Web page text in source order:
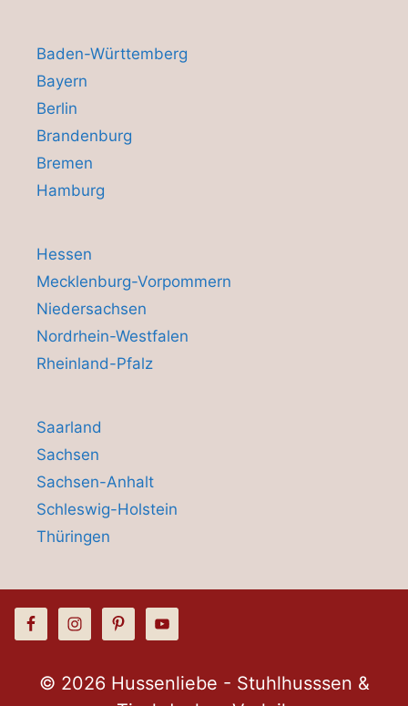
Baden-Württemberg
Bayern
Berlin
Brandenburg
Bremen
Hamburg
Hessen
Mecklenburg-Vorpommern
Niedersachsen
Nordrhein-Westfalen
Rheinland-Pfalz
Saarland
Sachsen
Sachsen-Anhalt
Schleswig-Holstein
Thüringen
© 2026 Hussenliebe - Stuhlhusssen &